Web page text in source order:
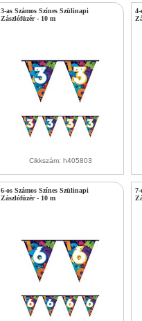
3-as Számos Színes Szülinapi
Zászlófüzér - 10 m
Cikkszám: h405803
4-
6-os Számos Színes Szülinapi
Zászlófüzér - 10 m
7-